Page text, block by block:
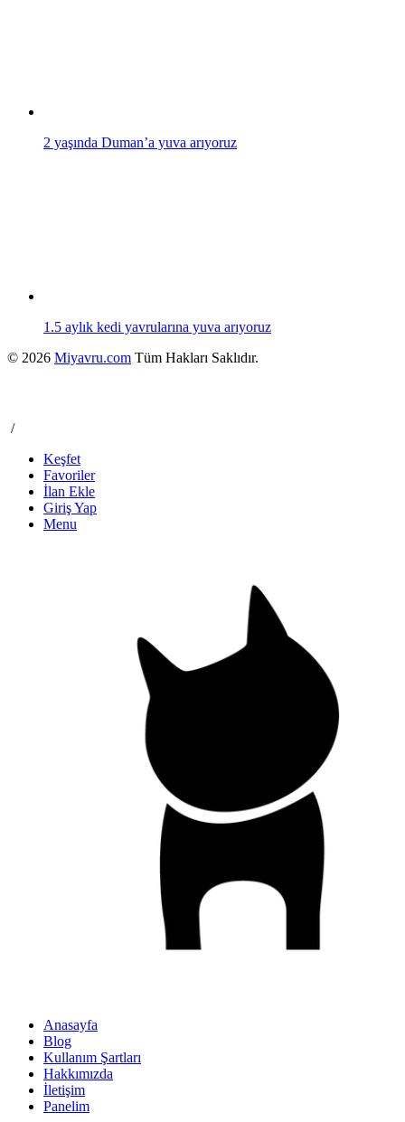
2 yaşında Duman’a yuva arıyoruz
1.5 aylık kedi yavrularına yuva arıyoruz
© 2026 Miyavru.com Tüm Hakları Saklıdır.
/
Keşfet
Favoriler
İlan Ekle
Giriş Yap
Menu
Anasayfa
Blog
Kullanım Şartları
Hakkımızda
İletişim
Panelim